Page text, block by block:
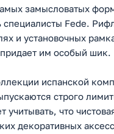
замысловатых
специалисты Fede.
и установочных
им особый шик.
испанской
строго
учитывать, что
декоративных